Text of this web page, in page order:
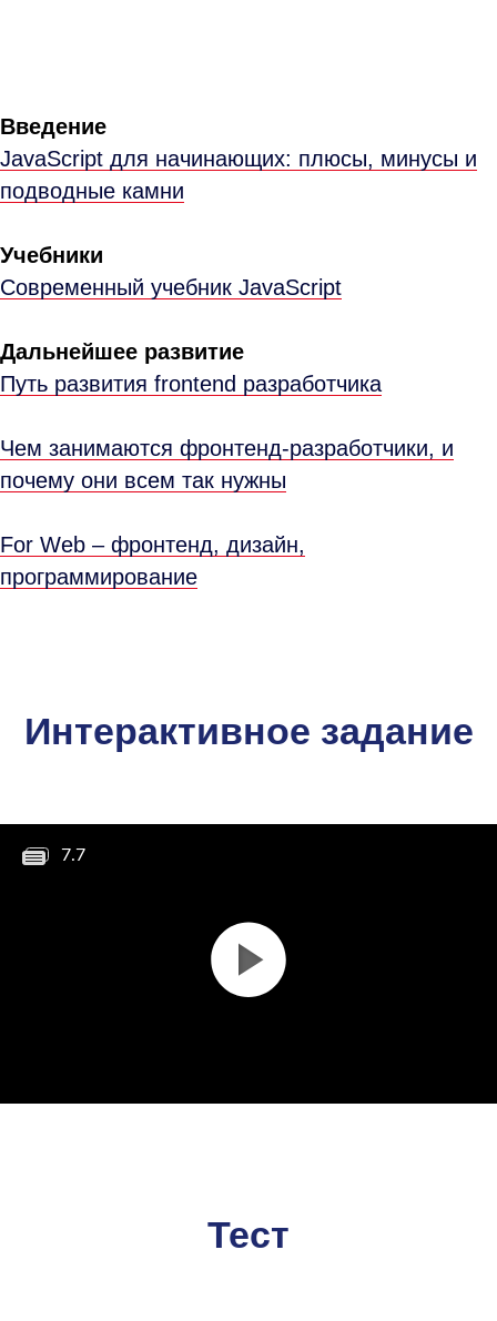
Введение
JavaScript для начинающих: плюсы, минусы и
подводные камни
Учебники
Современный учебник JavaScript
Дальнейшее развитие
Путь развития frontend разработчика
Чем занимаются фронтенд-разработчики, и
почему они всем так нужны
For Web – фронтенд, дизайн,
программирование
Интерактивное задание
Тест